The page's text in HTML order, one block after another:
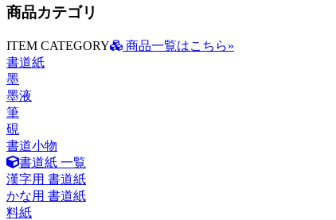
商品カテゴリ
ITEM CATEGORY
商品一覧はこちら»
書道紙
墨
墨液
筆
硯
書道小物
書道紙 一覧
漢字用 書道紙
かな用 書道紙
料紙